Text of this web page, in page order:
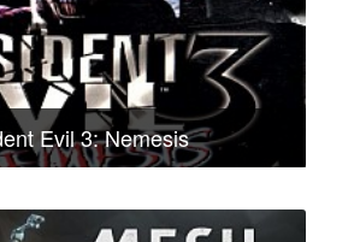
Evil 3: Nemesis